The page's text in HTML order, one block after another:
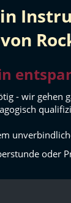
- wir
oder